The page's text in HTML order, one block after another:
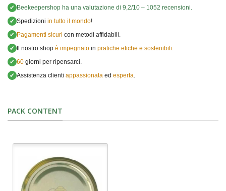
✔ Beekeepershop ha una valutazione di 9,2/10 – 1052 recensioni.
✔ Spedizioni in tutto il mondo!
✔ Pagamenti sicuri con metodi affidabili.
✔
Il nostro shop è impegnato in pratiche etiche e sostenibili.
✔ 60 giorni per ripensarci.
✔ Assistenza clienti appassionata ed esperta.
PACK CONTENT